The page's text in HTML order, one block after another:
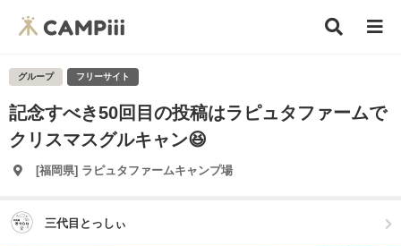
グループ フリーサイト
記念すべき50回目の投稿はラピュタファームで
クリスマスグルキャン😆
[福岡県] ラピュタファームキャンプ場
三代目とっしぃ